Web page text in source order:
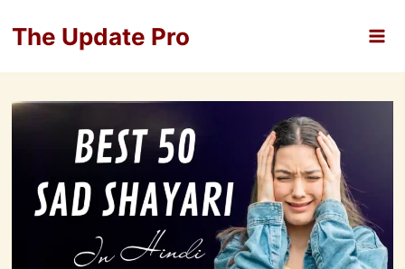
toThe Update Pro